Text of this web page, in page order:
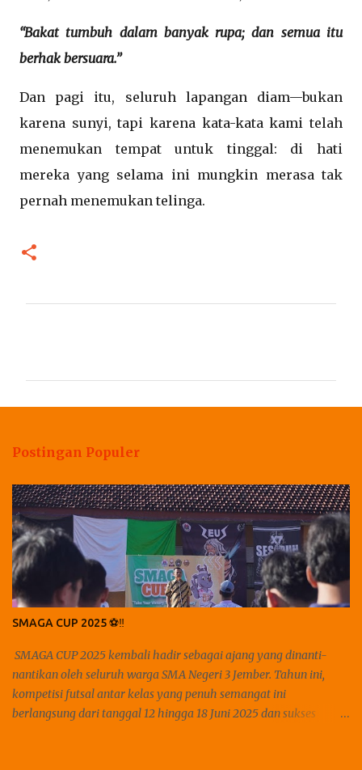
“Bakat tumbuh dalam banyak rupa; dan semua itu
berhak bersuara.”
Dan pagi itu, seluruh lapangan diam—bukan
karena sunyi, tapi karena kata-kata kami telah
menemukan tempat untuk tinggal: di hati
mereka yang selama ini mungkin merasa tak
pernah menemukan telinga.
r
Postingan Populer
SMAGA CUP 2025 ⚽️‼️
SMAGA CUP 2025 kembali hadir sebagai ajang yang dinanti-
nantikan oleh seluruh warga SMA Negeri 3 Jember. Tahun ini,
kompetisi futsal antar kelas yang penuh semangat ini
berlangsung dari tanggal 12 hingga 18 Juni 2025 dan sukses